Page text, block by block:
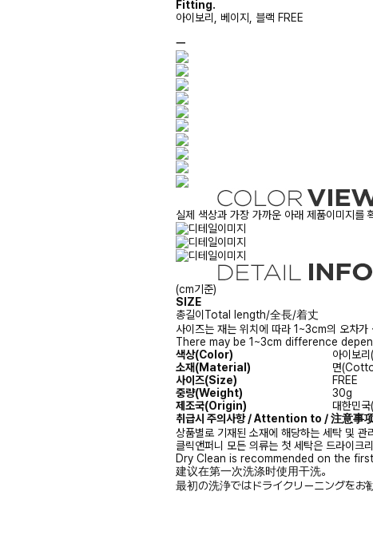
Fitting.
아이보리, 베이지, 블랙 FREE
ㅡ
실제 색상과 가장 가까운 아래 제품이미지를
(cm기준)
SIZE
총길이 Total length/全長/着丈
사이즈는 재는 위치에 따라 1~3cm의 오차가
There may be 1~3cm difference
색상(Color)
아이보
소재(Material)
면
사이즈(Size)
FREE
중량(Weight)
30g
제조국(Origin)
대한민
취급시 주의사항 / Attention to / 注意事
상품별로 기재된 소재에 해당하는 세탁 및
클릭앤퍼니 모든 의류는 첫 세탁은 드라이크
Dry Clean is recommended on the
建议在第一次洗涤时使用干洗。
最初の洗浄ではドライクリーニングをお